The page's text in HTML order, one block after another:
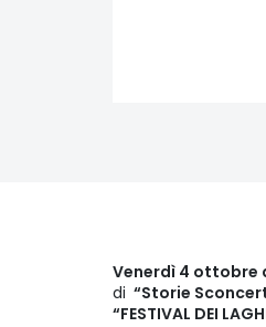
Venerdì 4 ottobre
di “Storie
“FESTIVAL DEI